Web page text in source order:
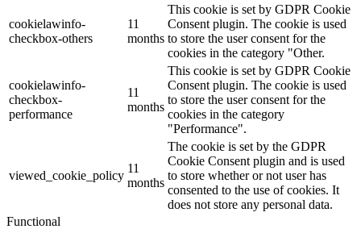
cookielawinfo-
checkbox-others
11
months
This cookie is set by GDPR Cookie
Consent plugin. The cookie is used
to store the user consent for the
cookies in the category "Other.
cookielawinfo-
checkbox-
performance
11
months
This cookie is set by GDPR Cookie
Consent plugin. The cookie is used
to store the user consent for the
cookies in the category
"Performance".
viewed_cookie_policy
11
months
The cookie is set by the GDPR
Cookie Consent plugin and is used
to store whether or not user has
consented to the use of cookies. It
does not store any personal data.
Functional